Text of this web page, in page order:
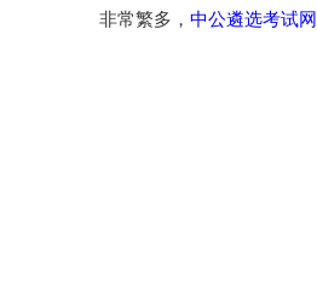
非常繁多， 中公遴选考试网